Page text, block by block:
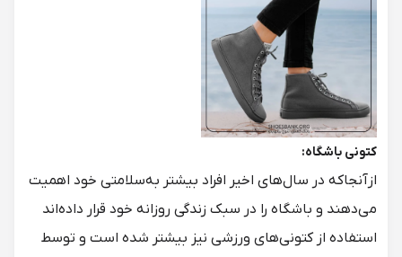
کتونی باشگاه:
ازآنجاکه در سال‌های اخیر افراد بیشتر به‌سلامتی خود اهمیت
می‌دهند و باشگاه را در سبک زندگی روزانه خود قرار داده‌اند
استفاده از کتونی‌های ورزشی نیز بیشتر شده است و توسط